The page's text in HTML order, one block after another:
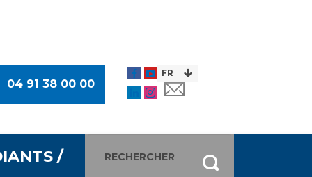
04 91 38 00 00
/